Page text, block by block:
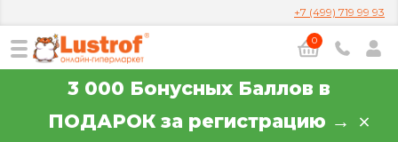
+7 (499) 719 99 93
0
3 000 Бонусных Баллов в
ПОДАРОК за регистрацию →